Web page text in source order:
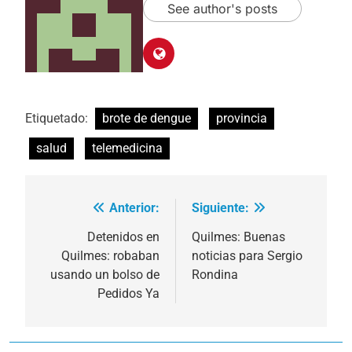
See author's posts
Etiquetado: brote de dengue
provincia
salud
telemedicina
Navegación
entradas
Anterior:
Detenidos en
Quilmes: robaban
usando un bolso de
Pedidos Ya
Siguiente:
Quilmes: Buenas
noticias para Sergio
Rondina